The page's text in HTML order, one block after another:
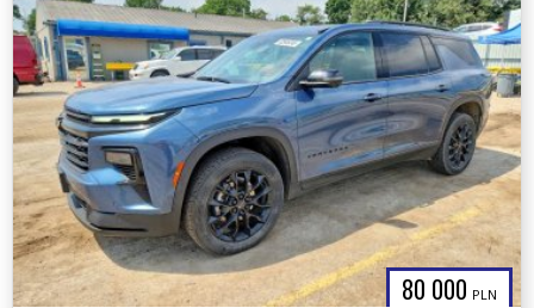
80 000 PLN